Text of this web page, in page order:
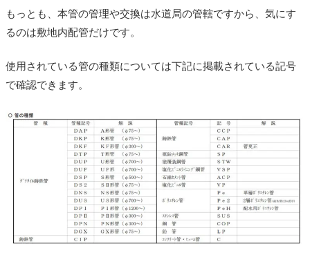
もっとも、本管の管理や交換は水道局の管轄ですから、気にす
るのは敷地内配管だけです。
使用されている管の種類については下記に掲載されている記号
で確認できます。